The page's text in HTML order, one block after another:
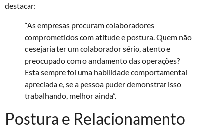
destacar:
“As empresas procuram colaboradores
comprometidos com atitude e postura. Quem não
desejaria ter um colaborador sério, atento e
preocupado com o andamento das operações?
Esta sempre foi uma habilidade comportamental
apreciada e, se a pessoa puder demonstrar isso
trabalhando, melhor ainda”.
Postura e Relacionamento